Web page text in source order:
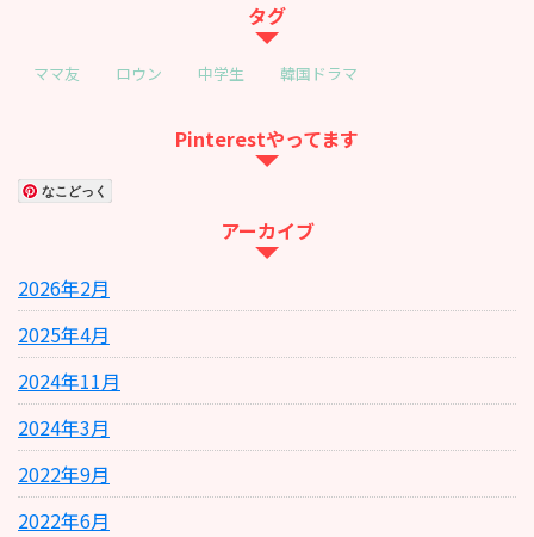
タグ
ママ友 ロウン 中学生 韓国ドラマ
Pinterestやってます
なこどっく
アーカイブ
2026年2月
2025年4月
2024年11月
2024年3月
2022年9月
2022年6月